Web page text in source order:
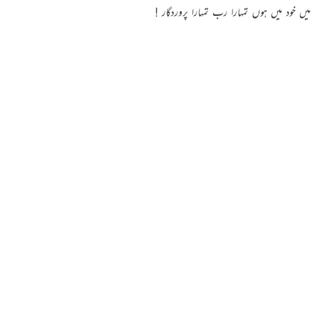
میں خود میں ہوں تمہارا رب تمہارا پروردگار !